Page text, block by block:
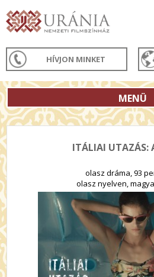
HÍVJON MINKET
MENÜ
ITÁLIAI UTAZÁS:
olasz dráma, 93
olasz nyelven,